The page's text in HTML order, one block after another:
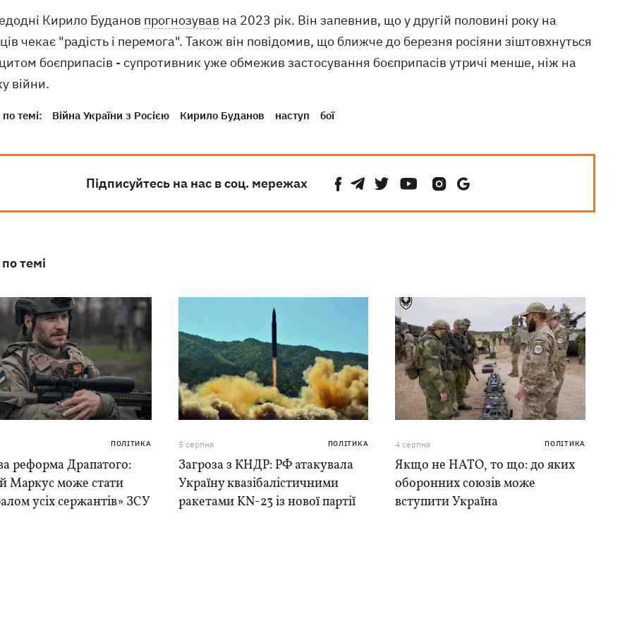
Кирило Буданов прогнозував на 2023 рік. Він запевнив, що у другій половині року на
чекає "радість і перемога". Також він повідомив, що ближче до березня росіяни зіштовхнуться
боєприпасів - супротивник уже обмежив застосування боєприпасів утричі менше, ніж на
війни.
темі: Війна України з Росією Кирило Буданов наступ бої
Підписуйтесь на нас в соц. мережах
темі
ПОЛІТИКА
реформа Драпатого:
Маркус може стати
усіх сержантів» ЗСУ
5 серпня ПОЛІТИКА
Загроза з КНДР: РФ атакувала
Україну квазібалістичними
ракетами KN-23 із нової партії
4 серпня ПОЛІТИКА
Якщо не НАТО, то що: до яких
оборонних союзів може
вступити Україна